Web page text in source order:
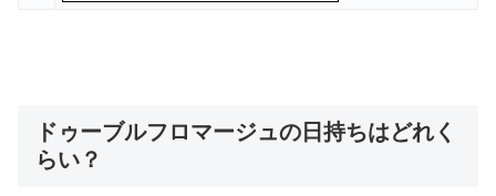
ドゥーブルフロマージュの日持ちはどれく
らい？